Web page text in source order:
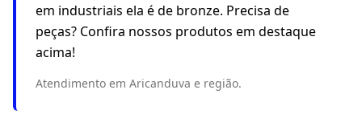
em industriais ela é de bronze. Precisa de
peças? Confira nossos produtos em destaque
acima!
Atendimento em Aricanduva e região.